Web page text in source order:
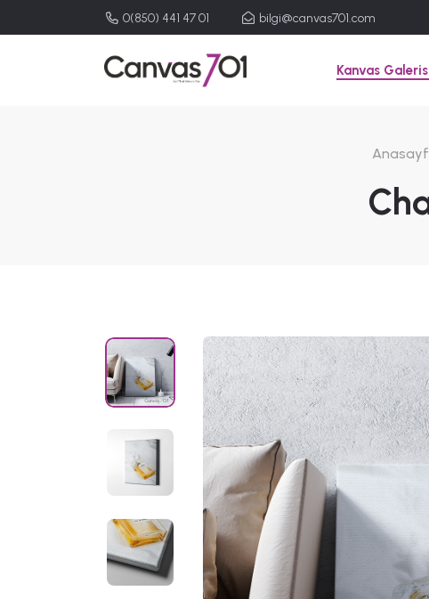
0(850) 441 47 01 bilgi@canvas701.com
Kanvas